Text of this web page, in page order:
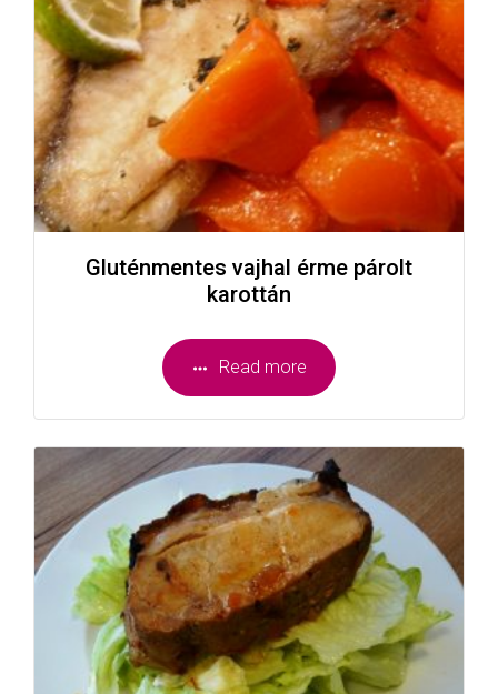
Gluténmentes vajhal érme párolt
karottán
Read more